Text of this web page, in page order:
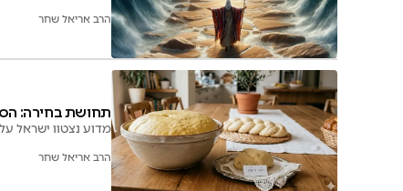
הרב אריאל שחר
תחושת בחירה:
מדוע נצטוו ישראל
הרב אריאל שחר